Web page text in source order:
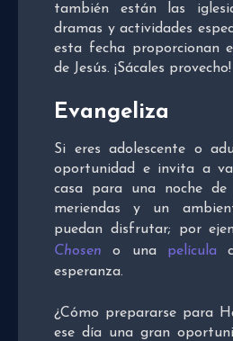
también están las
dramas y actividades
esta fecha proporcionan
de Jesús. ¡Sácales provecho!
Evangeliza
Si eres adolescente o
oportunidad e invita a
casa para una noche de
meriendas y un
puedan disfrutar; por
Chosen o una película
esperanza.
¿Cómo prepararse para
ese día una gran